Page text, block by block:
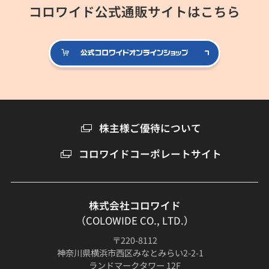
コロワイド公式通販サイトはこちら
公式コロ
株主様ご優待について
コロワイドコーポレートサイト
株式会社コロワイド
（COLOWIDE CO., LTD.）
〒220-8112
神奈川県横浜市西区みなとみらい2-2-1
ランドマークタワー 12F